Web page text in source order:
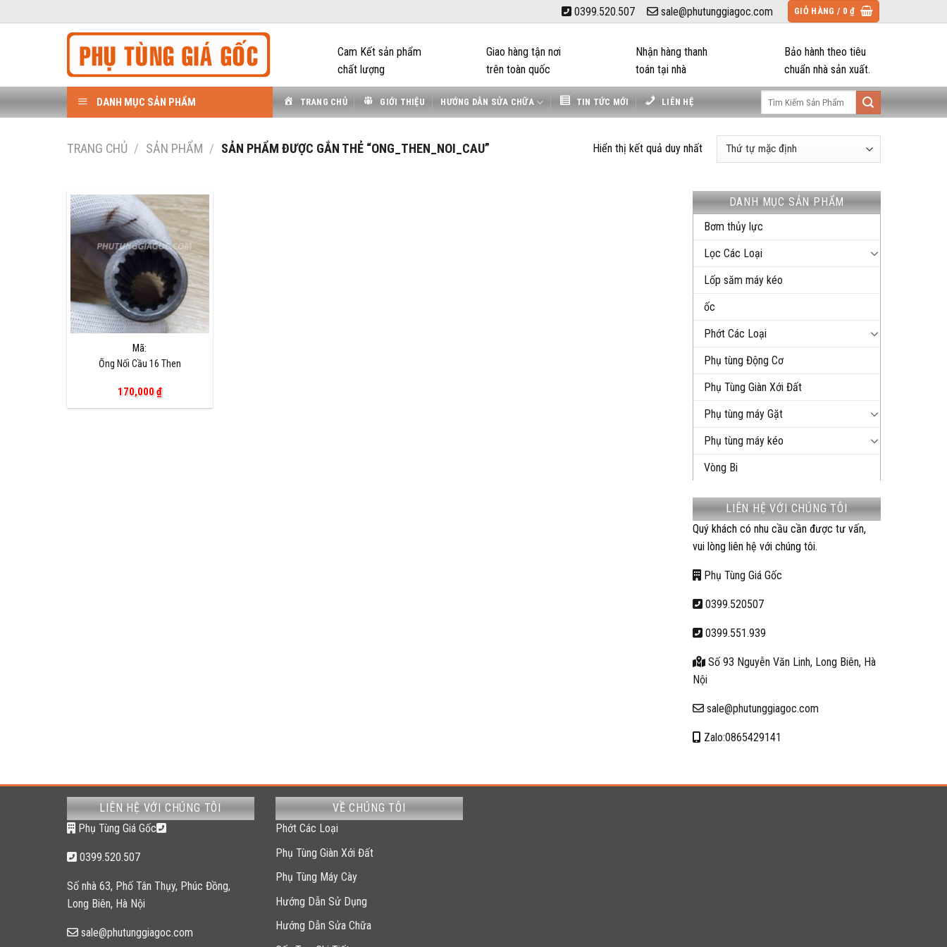
qua
0399.520.507 sale@phutunggiagoc.com GIỎ HÀNG / 0 ₫
Cam Kết sản phẩm
chất lượng
Giao hàng tận nơi
trên toàn quốc
Nhận hàng thanh
toán tại nhà
Bảo hành theo tiêu
chuẩn nhà sản xuất.
DANH MỤC SẢN PHẨM TRANG CHỦ GIỚI THIỆU HƯỚNG DẪN SỬA CHỮA TIN TỨC MỚI LIÊN HỆ
TRANG CHỦ / SẢN PHẨM / SẢN PHẨM ĐƯỢC GẮN THẺ “ONG_THEN_NOI_CAU” Hiển thị kết quả duy nhất
Mã:
Ống Nối Cầu 16 Then
170,000₫
DANH MỤC SẢN PHẨM
Bơm thủy lực
Lọc Các Loại
Lốp săm máy kéo
ốc
Phớt Các Loại
Phụ tùng Động Cơ
Phụ Tùng Giàn Xới Đất
Phụ tùng máy Gặt
Phụ tùng máy kéo
Vòng Bi
LIÊN HỆ VỚI CHÚNG TÔI
Quý khách có nhu cầu cần được tư vấn,
vui lòng liên hệ với chúng tôi.
Phụ Tùng Giá Gốc
0399.520507
0399.551.939
Số 93 Nguyễn Văn Linh, Long Biên, Hà
Nội
sale@phutunggiagoc.com
Zalo:0865429141
LIÊN HỆ VỚI CHÚNG TÔI
Phụ Tùng Giá Gốc
0399.520.507
Số nhà 63, Phố Tân Thụy, Phúc Đồng,
Long Biên, Hà Nội
sale@phutunggiagoc.com
VỀ CHÚNG TÔI
Phớt Các Loại
Phụ Tùng Giàn Xới Đất
Phụ Tùng Máy Cày
Hướng Dẫn Sử Dụng
Hướng Dẫn Sửa Chữa